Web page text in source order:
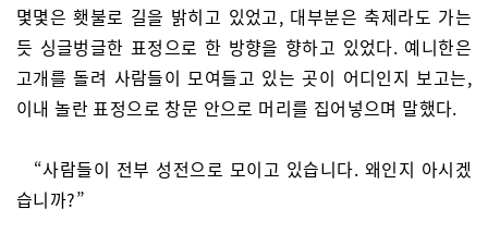
몇몇은 횃불로 길을 밝히고 있었고, 대부분은 축제라도 가는
듯 싱글벙글한 표정으로 한 방향을 향하고 있었다. 예니한은
고개를 돌려 사람들이 모여들고 있는 곳이 어디인지 보고는,
이내 놀란 표정으로 창문 안으로 머리를 집어넣으며 말했다.
“사람들이 전부 성전으로 모이고 있습니다. 왜인지 아시겠
습니까?”